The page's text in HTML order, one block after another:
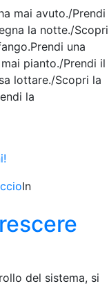
mai avuto./Prendi
la notte./Scopri
una
pianto./Prendi il
lottare./Scopri la
la
In
del sistema, si